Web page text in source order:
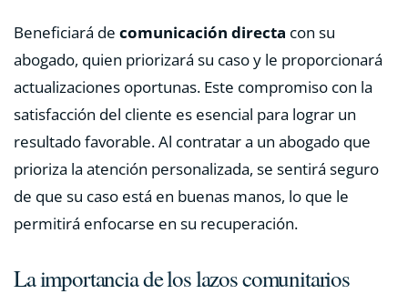
Beneficiará de comunicación directa con su
abogado, quien priorizará su caso y le proporcionará
actualizaciones oportunas. Este compromiso con la
satisfacción del cliente es esencial para lograr un
resultado favorable. Al contratar a un abogado que
prioriza la atención personalizada, se sentirá seguro
de que su caso está en buenas manos, lo que le
permitirá enfocarse en su recuperación.
La importancia de los lazos comunitarios